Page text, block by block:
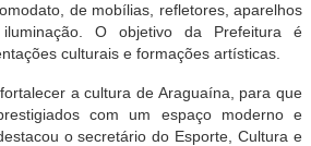
de mobílias, refletores, aparelhos
O objetivo da Prefeitura é
culturais e formações artísticas.
a cultura de Araguaína, para que
com um espaço moderno e
o secretário do Esporte, Cultura e